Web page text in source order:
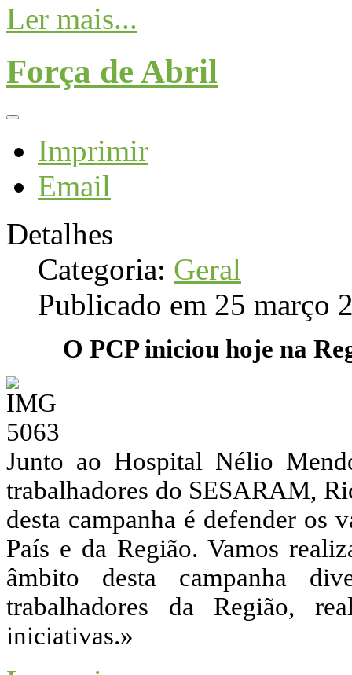
Ler mais...
Força de Abril
Imprimir
Email
Detalhes
Categoria: Geral
Publicado em 25 março
O PCP iniciou hoje na
Junto ao Hospital Nélio
trabalhadores do SESARAM,
desta campanha é defender os
País e da Região. Vamos
âmbito desta campanha
trabalhadores da Região,
iniciativas.»